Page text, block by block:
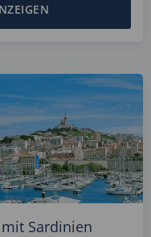
Sardinien